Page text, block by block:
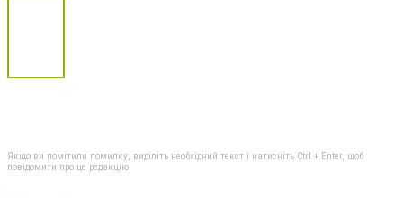
Якщо ви помітили помилку, виділіть необхідний текст і натисніть Ctrl + Enter, щоб
повідомити про це редакцію